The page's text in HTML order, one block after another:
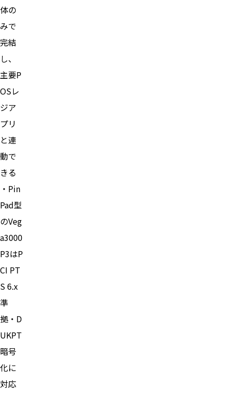
体の
みで
完結
し、
主要P
OSレ
ジア
プリ
と連
動で
きる
・Pin
Pad型
のVeg
a3000
P3はP
CI PT
S 6.x
準
拠・D
UKPT
暗号
化に
対応